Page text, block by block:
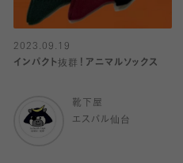
2023.09.19
インパクト抜群！アニマルソックス
靴下屋
エスパル仙台